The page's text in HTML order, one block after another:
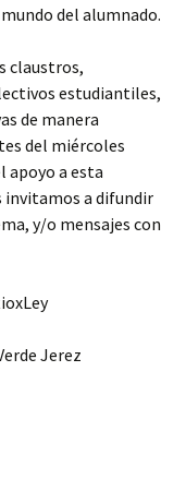
del alumnado.
claustros,
estudiantiles,
de manera
del miércoles
apoyo a esta
invitamos a difundir
y/o mensajes con
Jerez